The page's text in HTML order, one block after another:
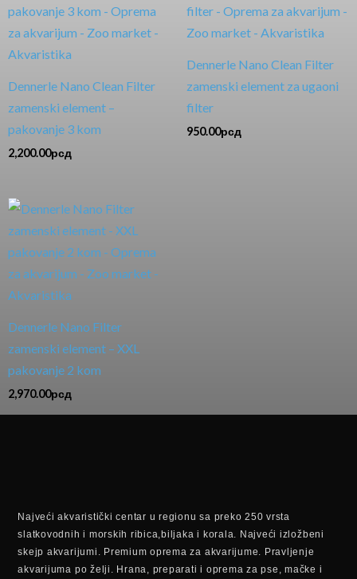
Dennerle Nano Clean Filter
zamenski element –
pakovanje 3 kom
2,200.00рсд
Dennerle Nano Clean Filter
zamenski element za ugaoni
filter
950.00рсд
Dennerle Nano Filter
zamenski element – XXL
pakovanje 2 kom
2,970.00рсд
Najveći akvaristički centar u regionu sa preko 250 vrsta
slatkovodnih i morskih ribica,biljaka i korala. Najveći izložbeni
skejp akvarijumi. Premium oprema za akvarijume. Pravljenje
akvarijuma po želji. Hrana, preparati i oprema za pse, mačke i